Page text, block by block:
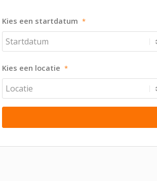
Kies een startdatum *
Kies een locatie *